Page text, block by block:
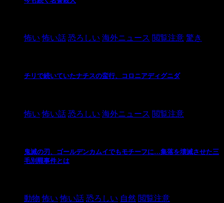
怖い 怖い話 恐ろしい 海外ニュース 閲覧注意 驚き
チリで続いていたナチスの蛮行、コロニアディグニダ
怖い 怖い話 恐ろしい 海外ニュース 閲覧注意
鬼滅の刃、ゴールデンカムイでもモチーフに…集落を壊滅させた三
毛別羆事件とは
動物 怖い 怖い話 恐ろしい 自然 閲覧注意